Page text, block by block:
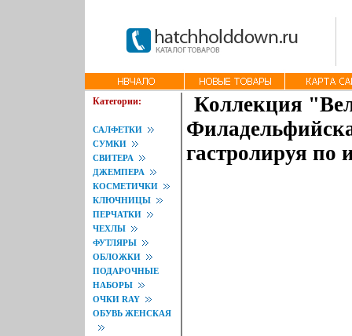
Категории:
САЛФЕТКИ
СУМКИ
СВИТЕРА
ДЖЕМПЕРА
КОСМЕТИЧКИ
КЛЮЧНИЦЫ
ПЕРЧАТКИ
ЧЕХЛЫ
ФУТЛЯРЫ
ОБЛОЖКИ
ПОДАРОЧНЫЕ
НАБОРЫ
ОЧКИ RAY
ОБУВЬ ЖЕНСКАЯ
Коллекция
гастролируя по